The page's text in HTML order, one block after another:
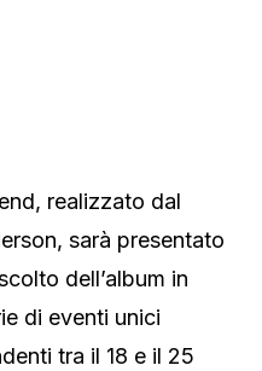
realizzato dal
sarà presentato
dell’album in
di eventi unici
tra il 18 e il 25